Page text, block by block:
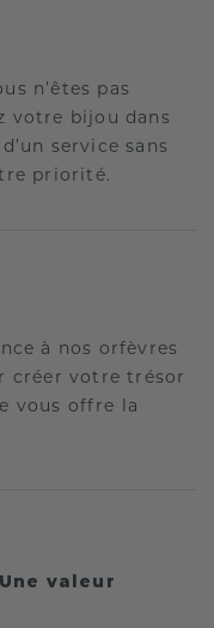
n’êtes pas
votre bijou dans
service sans
priorité.
à nos orfèvres
créer votre trésor
vous offre la
valeur